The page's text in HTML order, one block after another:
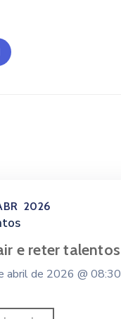
2026
e reter talentos
abril de 2026 @08:30